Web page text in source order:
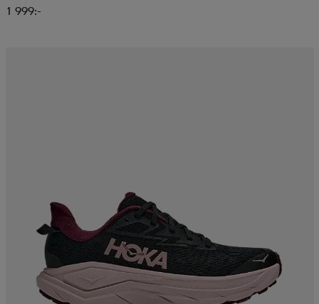
1 999:-